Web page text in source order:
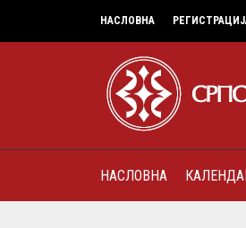
НАСЛОВНА
НАСЛОВНА